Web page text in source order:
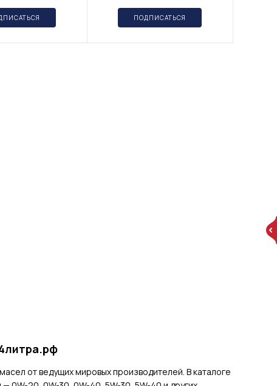
ПОДПИСАТЬСЯ
от ведущих мировых производителей. В каталоге